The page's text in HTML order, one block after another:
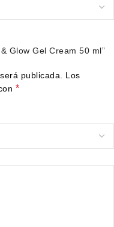
Glow Gel Cream 50 ml”
publicada.
Los
*